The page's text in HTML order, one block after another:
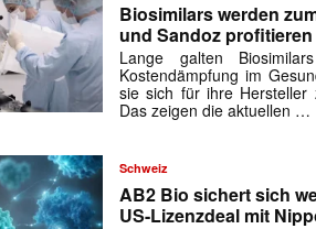
Biosimilars werden
und Sandoz profitieren
Lange galten
Kostendämpfung im
sie sich für ihre Hersteller
Das zeigen die aktuellen …
Schweiz
AB2 Bio sichert sich
US-Lizenzdeal mit